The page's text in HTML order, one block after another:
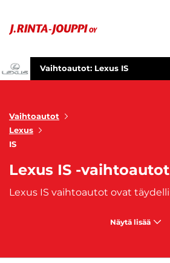
Vaihtoautot: Lexus IS
Vaihtoautot
Lexus
IS
Lexus IS -vaihtoautot
Näytä lisää